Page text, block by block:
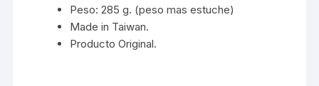
Peso: 285 g. (peso mas estuche)
Made in Taiwan.
Producto Original.